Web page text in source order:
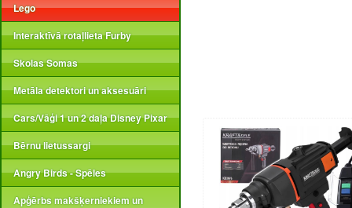
Lego
Interaktīvā rotaļlieta Furby
Skolas Somas
Metāla detektori un aksesuāri
Cars/Vāģi 1 un 2 daļa Disney Pixar
Bērnu lietussargi
Angry Birds - Spēles
Apģērbs makšķerniekiem un